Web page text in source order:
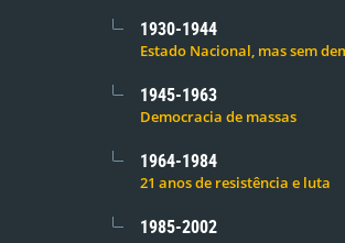
1930-1944
Estado Nacional, mas sem
1945-1963
Democracia de massas
1964-1984
21 anos de resistência e luta
1985-2002